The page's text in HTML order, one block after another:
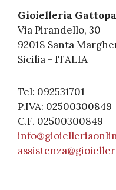
Gioielleria
Via Pirandello, 30
92018 Santa
Sicilia - ITALIA
Tel: 092531701
P.IVA: 02500300849
C.F. 02500300849